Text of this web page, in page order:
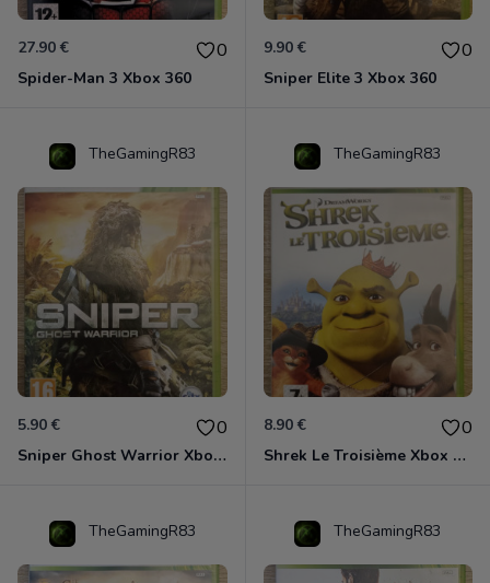
27.90 € 0
Spider-Man 3 Xbox 360
9.90 € 0
Sniper Elite 3 Xbox 360
TheGamingR83
5.90 € 0
Sniper Ghost Warrior Xbox 360
TheGamingR83
8.90 € 0
Shrek Le Troisième Xbox 360
TheGamingR83 TheGamingR83